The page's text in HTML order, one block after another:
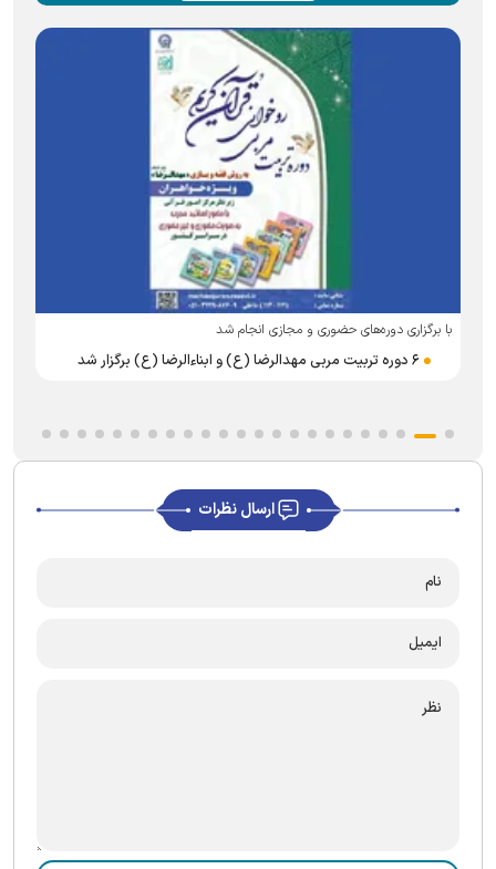
با برگزاری دوره‌های حضوری و مجازی انجام شد
۶ دوره تربیت مربی مهدالرضا (ع) و ابناءالرضا (ع) برگزار شد
ارسال نظرات